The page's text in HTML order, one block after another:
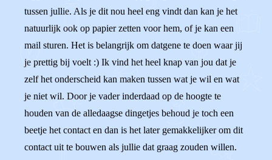
tussen jullie. Als je dit nou heel eng vindt dan kan je het
natuurlijk ook op papier zetten voor hem, of je kan een
mail sturen. Het is belangrijk om datgene te doen waar jij
je prettig bij voelt :) Ik vind het heel knap van jou dat je
zelf het onderscheid kan maken tussen wat je wil en wat
je niet wil. Door je vader inderdaad op de hoogte te
houden van de alledaagse dingetjes behoud je toch een
beetje het contact en dan is het later gemakkelijker om dit
contact uit te bouwen als jullie dat graag zouden willen.